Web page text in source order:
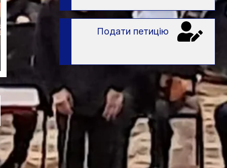
Подати петицію